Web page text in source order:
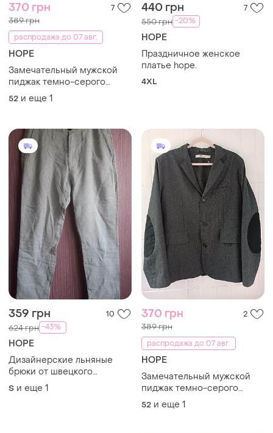
370 грн 7
389 грн
распродажа до 07 авг.
HOPE
Замечательный мужской
пиджак темно-серого
цвета
52 и еще 1
440 грн 7
550 грн -20%
HOPE
Праздничное женское
платье hope.
4XL
359 грн 10
624 грн -43%
HOPE
Дизайнерские льняные
брюки от швецкого
концептуального бренда
hope stockholm
S и еще 1
370 грн 2
389 грн
распродажа до 07 авг.
HOPE
Замечательный мужской
пиджак темно-серого
цвета
52 и еще 1